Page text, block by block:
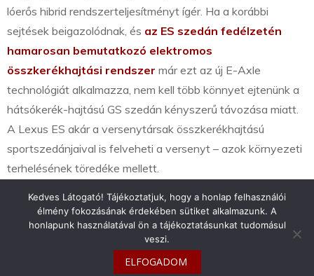
lóerős hibrid rendszerteljesítményt ígér. Ha a korábbi
sejtések beigazolódnak, és az ES szedán fedélzetén
hamarosan bemutatkozó elektromos
összkerékhajtási rendszer már ezt az új E-Axle
technológiát alkalmazza, nem kell több könnyet ejtenünk a
hátsókerék-hajtású GS szedán kényszerű távozása miatt.
A Lexus ES akár a versenytársak összkerékhajtású
sportszedánjaival is felveheti a versenyt – azok környezeti
terhelésének töredéke mellett.
info@toyotaclub.hu
Kedves Látogató! Tájékoztatjuk, hogy a honlap felhasználói
élmény fokozásának érdekében sütiket alkalmazunk. A
honlapunk használatával ön a tájékoztatásunkat tudomásul
veszi.
ELFOGADOM